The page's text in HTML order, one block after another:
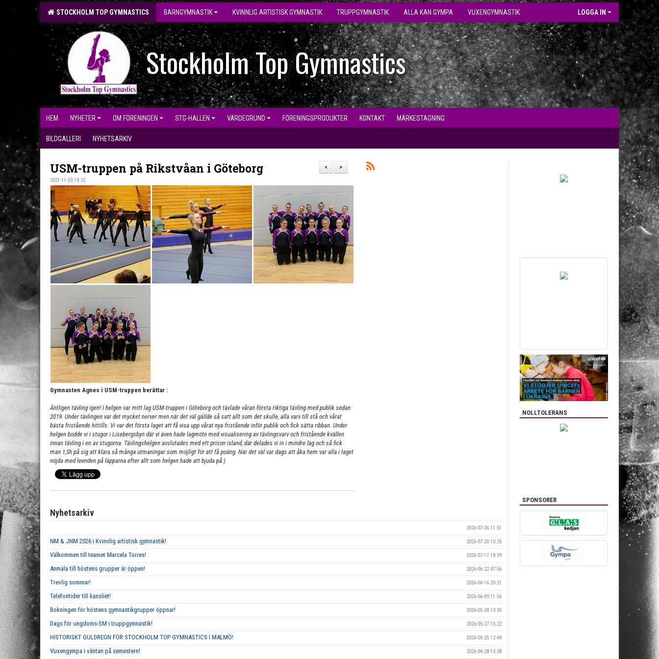
STOCKHOLM TOP GYMNASTICS BARNGYMNASTIK KVINNLIG ARTISTISK GYMNASTIK TRUPPGYMNASTIK ALLA KAN GYMPA VUXENGYMNASTIK LOGGA IN
Stockholm Top Gymnastics
HEM NYHETER OM FÖRENINGEN STG-HALLEN VÄRDEGRUND FÖRENINGSPRODUKTER KONTAKT MÄRKESTAGNING
BILDGALLERI NYHETSARKIV
>
<
USM-truppen på Rikstvåan i Göteborg
2021-11-03 18:32
Gymnasten Agnes i USM-truppen berättar :
Äntligen tävling igen! I helgen var mitt lag USM-truppen i Göteborg och tävlade våran första riktiga tävling med publik sedan
2019. Under tävlingen var det mycket nerver men när det väl gällde så satt allt som det skulle, alla varv till stå och vårat
bästa fristående hittills. Vi var det första laget att få visa upp vårat nya fristående inför publik och fick sätta ribban. Under
helgen bodde vi i stugor i Lisebergsbyn där vi även hade lagmöte med visualisering av tävlingsvarv och fristående kvällen
innan tävling i en av stugorna. Tävlingshelgen avslutades med ett prison island, där delades vi in i mindre lag och så fick
man 1,5h på sig att klara så många utmaningar som möjligt för att få poäng. När det väl var dags att åka hem var alla i laget
nöjda med leenden på läpparna efter allt som helgen hade att bjuda på:)
Nyhetsarkiv
2026-07-26 11:51
NM & JNM 2026 i Kvinnlig artistisk gymnastik! 2026-07-20 10:26
Välkommen till teamet Marcela Torres! 2026-07-17 18:39
Anmäla till höstens grupper är öppen! 2026-06-22 07:56
Trevlig sommar! 2026-06-16 20:21
Telefontider till kansliet! 2026-06-09 11:56
Bokningen för höstens gymnastikgrupper öppnar! 2026-05-28 13:35
Dags för ungdoms-SM i truppgymnastik! 2026-05-27 15:22
HISTORISKT GULDREGN FÖR STOCKHOLM TOP GYMNASTICS I MALMÖ! 2026-05-25 12:48
Vuxengympa i väntan på semestern! 2026-04-28 13:38
NOLLTOLERANS
SPONSORER